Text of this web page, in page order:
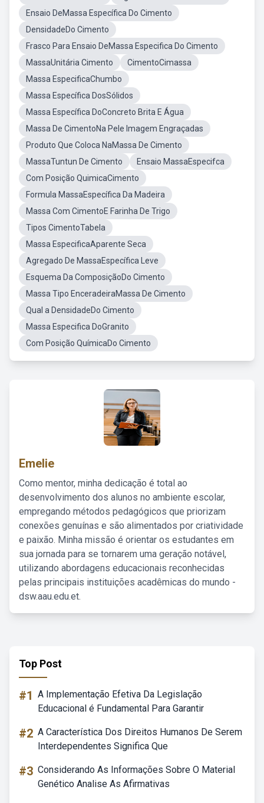
Ensaio DeMassa Específica Do Cimento
DensidadeDo Cimento
Frasco Para Ensaio DeMassa Especifica Do Cimento
MassaUnitária Cimento
CimentoCimassa
Massa EspecificaChumbo
Massa Específica DosSólidos
Massa Específica DoConcreto Brita E Água
Massa De CimentoNa Pele Imagem Engraçadas
Produto Que Coloca NaMassa De Cimento
MassaTuntun De Cimento
Ensaio MassaEspecifca
Com Posição QuimicaCimento
Formula MassaEspecífica Da Madeira
Massa Com CimentoE Farinha De Trigo
Tipos CimentoTabela
Massa EspecificaAparente Seca
Agregado De MassaEspecífica Leve
Esquema Da ComposiçãoDo Cimento
Massa Tipo EnceradeiraMassa De Cimento
Qual a DensidadeDo Cimento
Massa Especifica DoGranito
Com Posição QuímicaDo Cimento
Emelie
Como mentor, minha dedicação é total ao
desenvolvimento dos alunos no ambiente escolar,
empregando métodos pedagógicos que priorizam
conexões genuínas e são alimentados por criatividade
e paixão. Minha missão é orientar os estudantes em
sua jornada para se tornarem uma geração notável,
utilizando abordagens educacionais reconhecidas
pelas principais instituições acadêmicas do mundo -
dsw.aau.edu.et.
Top Post
#1 A Implementação Efetiva Da Legislação
Educacional é Fundamental Para Garantir
#2 A Característica Dos Direitos Humanos De Serem
Interdependentes Significa Que
#3 Considerando As Informações Sobre O Material
Genético Analise As Afirmativas